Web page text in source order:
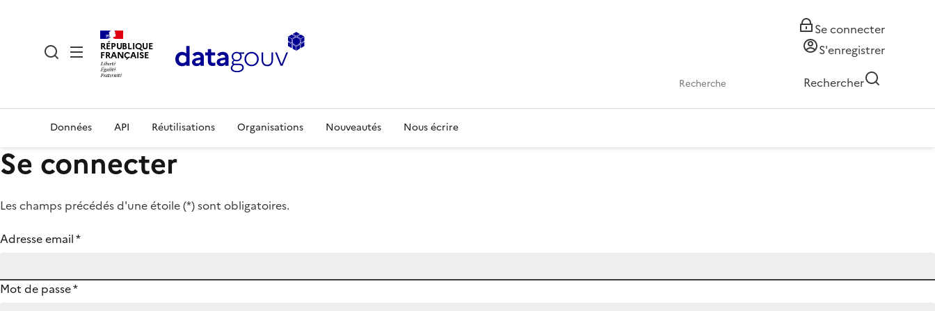
RÉPUBLIQUE
FRANÇAISE
Se connecter
S'enregistrer
Rechercher
Données API Réutilisations Organisations Nouveautés Nous écrire
Se connecter
Les champs précédés d'une étoile (*) sont obligatoires.
Adresse email*
Mot de passe*